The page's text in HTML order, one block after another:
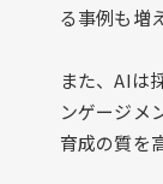
る事例も増
また、AIは
ンゲージメ
育成の質を